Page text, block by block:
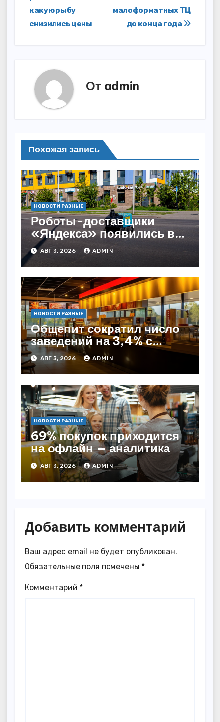
по
записям
малоформатных ТЦ
до конца года
какую рыбу
снизились цены
От admin
Похожая запись
НОВОСТИ РАЗНЫЕ
Роботы-доставщики
«Яндекса» появились в
Казахстане
АВГ 3, 2026 ADMIN
НОВОСТИ РАЗНЫЕ
Общепит сократил число
заведений на 3,4% с
начала года — INFOLine
АВГ 3, 2026 ADMIN
НОВОСТИ РАЗНЫЕ
69% покупок приходится
на офлайн — аналитика
АВГ 3, 2026 ADMIN
Добавить комментарий
Ваш адрес email не будет опубликован.
Обязательные поля помечены *
Комментарий *